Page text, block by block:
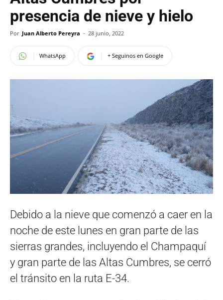
presencia de nieve y hielo
Por Juan Alberto Pereyra - 28 junio, 2022
WhatsApp + Seguinos en Google
Debido a la nieve que comenzó a caer en la
noche de este lunes en gran parte de las
sierras grandes, incluyendo el Champaquí
y gran parte de las Altas Cumbres, se cerró
el tránsito en la ruta E-34.